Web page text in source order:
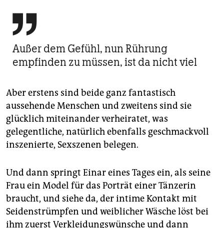

Außer dem Gefühl, nun Rührung
empfinden zu müssen, ist da nicht viel
Aber erstens sind beide ganz fantastisch
aussehende Menschen und zweitens sind sie
glücklich miteinander verheiratet, was
gelegentliche, natürlich ebenfalls geschmackvoll
inszenierte, Sexszenen belegen.
Und dann springt Einar eines Tages ein, als seine
Frau ein Model für das Porträt einer Tänzerin
braucht, und siehe da, der intime Kontakt mit
Seidenstrümpfen und weiblicher Wäsche löst bei
ihm zuerst Verkleidungswünsche und dann